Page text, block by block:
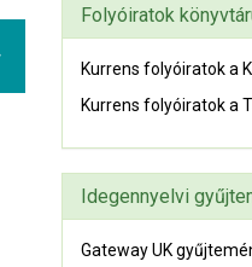
Folyóiratok
Kurrens folyóiratok a
Kurrens folyóiratok a
Idegennyelvi
Gateway UK